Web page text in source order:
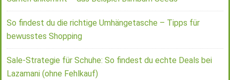
So findest du die richtige Umhängetasche – Tipps für
bewusstes Shopping
Sale-Strategie für Schuhe: So findest du echte Deals bei
Lazamani (ohne Fehlkauf)